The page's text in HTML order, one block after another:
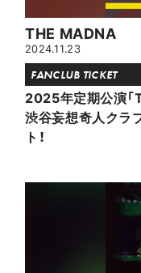
THE MADNA
2024.11.23
FANCLUB TICKET
2025年定期公演
渋谷妄想奇人クラ
ト！